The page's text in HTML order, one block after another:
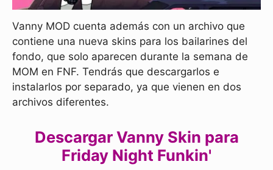
Vanny MOD cuenta además con un archivo que
contiene una nueva skins para los bailarines del
fondo, que solo aparecen durante la semana de
MOM en FNF. Tendrás que descargarlos e
instalarlos por separado, ya que vienen en dos
archivos diferentes.
Descargar Vanny Skin para
Friday Night Funkin'